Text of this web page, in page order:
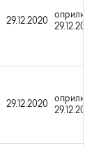
29.12.2020
29.12.2020